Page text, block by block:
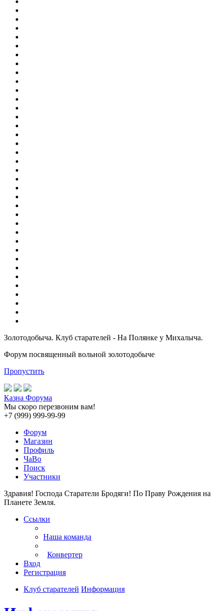
Золотодобыча. Клуб старателей - На Полянке у Михалыча.
Форум посвященный вольной золотодобыче
Пропустить
Казна Форума
Мы скоро перезвоним вам!
+7 (999) 999-99-99
Форум
Магазин
Профиль
ЧаВо
Поиск
Участники
Здравия! Господа Старатели Бродяги! По Праву Рождения на
Планете Земля.
Ссылки
Наша команда
Конвертер
Вход
Регистрация
Клуб старателей Информация